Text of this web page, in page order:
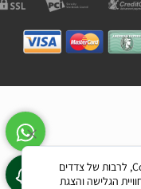
לידיעתך, באתרנו נעשה שימוש בקבצי Cookies, לרבות של צדדים
הגלישה והצגת